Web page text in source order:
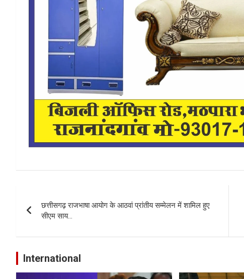
navigation
छत्तीसगढ़ राजभाषा आयोग के आठवां प्रांतीय सम्मेलन में शामिल हुए
सीएम साय…
International